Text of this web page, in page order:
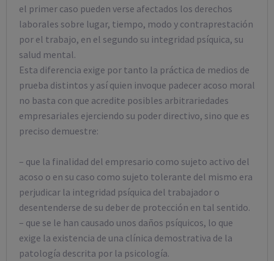
el primer caso pueden verse afectados los derechos
laborales sobre lugar, tiempo, modo y contraprestación
por el trabajo, en el segundo su integridad psíquica, su
salud mental.
Esta diferencia exige por tanto la práctica de medios de
prueba distintos y así quien invoque padecer acoso moral
no basta con que acredite posibles arbitrariedades
empresariales ejerciendo su poder directivo, sino que es
preciso demuestre:
– que la finalidad del empresario como sujeto activo del
acoso o en su caso como sujeto tolerante del mismo era
perjudicar la integridad psíquica del trabajador o
desentenderse de su deber de protección en tal sentido.
– que se le han causado unos daños psíquicos, lo que
exige la existencia de una clínica demostrativa de la
patología descrita por la psicología.